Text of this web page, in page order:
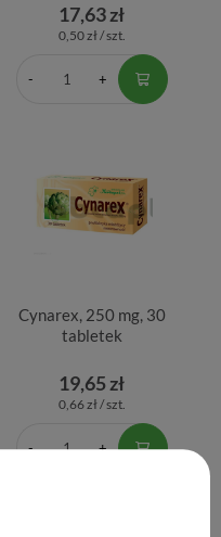
17,63 zł
0,50 zł / szt.
Cynarex, 250 mg, 30
tabletek
19,65 zł
0,66 zł / szt.